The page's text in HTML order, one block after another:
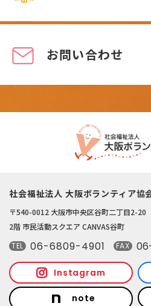
お問い合わせ
社会福祉法人 大阪ボランティア協
〒540-0012 大阪市中央区谷町二丁目2-20
2階 市民活動スクエア CANVAS谷町
TEL 06-6809-4901 FAX
Instagram
note